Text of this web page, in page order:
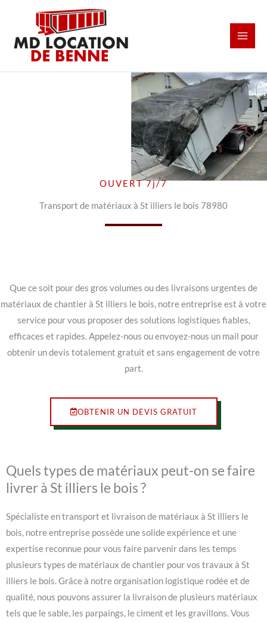
contenu
OUVERT 7j/7
Transport de matériaux à St illiers le bois 78980
Que ce soit pour des gros volumes ou des livraisons urgentes de
matériaux de chantier à St illiers le bois, notre entreprise est à votre
service pour vous proposer des solutions logistiques fiables,
efficaces et rapides. Appelez-nous ou envoyez-nous un mail pour
obtenir un devis totalement gratuit et sans engagement de votre
part.
OBTENIR UN DEVIS GRATUIT
Quels types de matériaux peut-on se faire
livrer à St illiers le bois ?
Spécialiste en transport et livraison de matériaux à St illiers le
bois, notre entreprise possède une solide expérience et une
expertise reconnue pour vous faire parvenir dans les temps
plusieurs types de matériaux de chantier pour vos travaux à St
illiers le bois. Grâce à notre organisation logistique rodée et de
qualité, nous pouvons assurer la livraison de plusieurs matériaux
tels que le sable, les parpaings, le ciment et les gravillons. Vous